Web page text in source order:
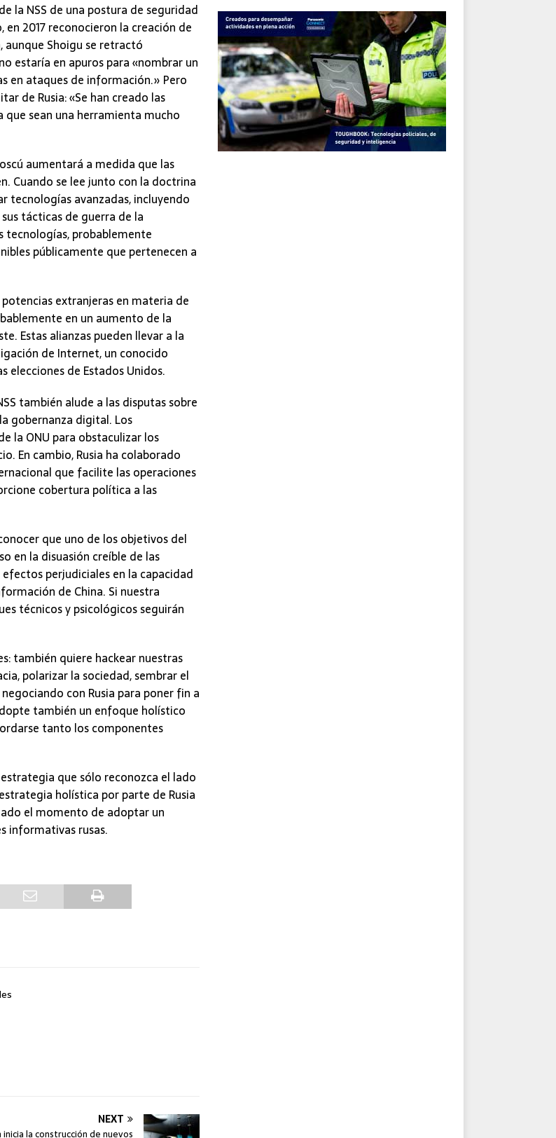
la NSS de una postura de seguridad
2017 reconocieron la creación de
Shoigu se retractó
estaría en apuros para «nombrar un
en ataques de información.» Pero
de Rusia: «Se han creado las
sean una herramienta mucho
aumentará a medida que las
Cuando se lee junto con la doctrina
tecnologías avanzadas, incluyendo
tácticas de guerra de la
tecnologías, probablemente
públicamente que pertenecen a
potencias extranjeras en materia de
en un aumento de la
Estas alianzas pueden llevar a la
de Internet, un conocido
elecciones de Estados Unidos.
también alude a las disputas sobre
gobernanza digital. Los
la ONU para obstaculizar los
En cambio, Rusia ha colaborado
que facilite las operaciones
cobertura política a las
que uno de los objetivos del
en la disuasión creíble de las
perjudiciales en la capacidad
de China. Si nuestra
técnicos y psicológicos seguirán
también quiere hackear nuestras
polarizar la sociedad, sembrar el
con Rusia para poner fin a
también un enfoque holístico
tanto los componentes
que sólo reconozca el lado
holística por parte de Rusia
el momento de adoptar un
informativas rusas.
NEXT
inicia la construcción de nuevos